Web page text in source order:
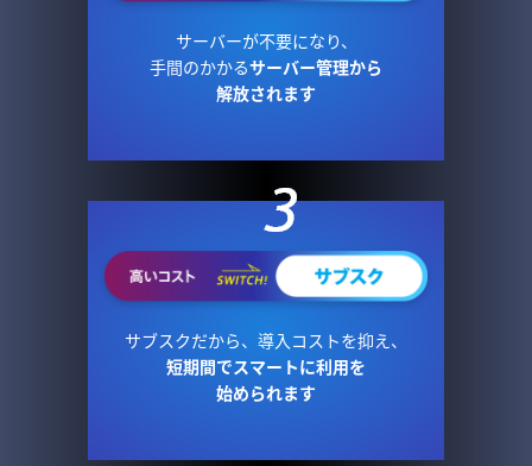
サーバーが不要になり、
手間のかかるサーバー管理から
解放されます
サブスクだから、導入コストを抑え、
短期間でスマートに利用を
始められます